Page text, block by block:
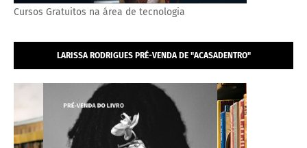
Cursos Gratuitos na área de tecnologia
LARISSA RODRIGUES PRÉ-VENDA DE "ACASADENTRO"